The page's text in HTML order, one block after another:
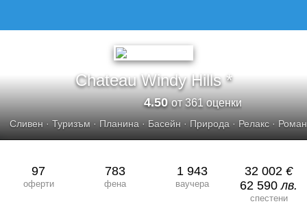
Chateau Windy Hills *
4.50от 361 оценки
Сливен · Туризъм · Планина · Басейн · Природа · Релакс ·
97
оферти
783
фена
1 943
ваучера
32 002 €
62 590лв.
спестени